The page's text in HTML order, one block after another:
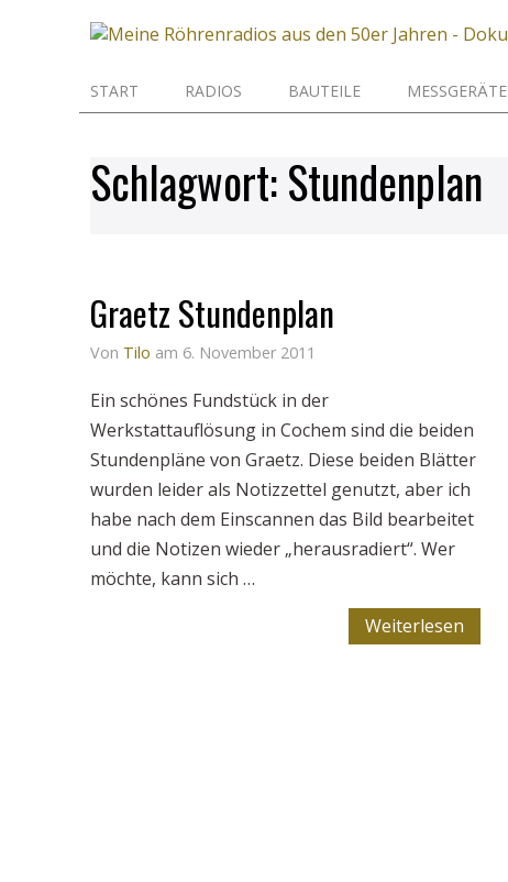
START RADIOS BAUTEILE MESSGERÄTE
Schlagwort:Stundenplan
Graetz Stundenplan
Von Tilo am 6. November 2011
Ein schönes Fundstück in der
Werkstattauflösung in Cochem sind die beiden
Stundenpläne von Graetz. Diese beiden Blätter
wurden leider als Notizzettel genutzt, aber ich
habe nach dem Einscannen das Bild bearbeitet
und die Notizen wieder „herausradiert“. Wer
möchte, kann sich …
Weiterlesen